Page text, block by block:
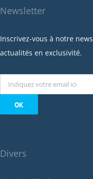
mars 2023
janvier 2023
décembre 2022
octobre 2022
septembre 2022
mai 2022
Newsletter
Inscrivez-vous à notre
actualités en exclusivité.
Divers